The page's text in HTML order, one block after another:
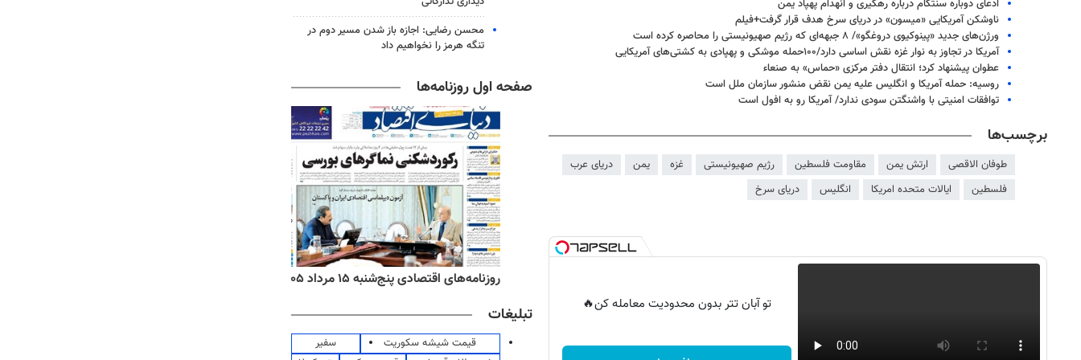
ادعای دوباره سنتکام درباره رهگیری و انهدام پهپاد یمن
ناوشکن آمریکایی «میسون» در دریای سرخ هدف قرار گرفت+فیلم
ورژن‌های جدید «پینوکیوی دروغگو»/ ۸ جبهه‌ای که رژیم صهیونیستی را محاصره کرده است
آمریکا در تجاوز به نوار غزه نقش اساسی دارد/۱۰۰حمله موشکی و پهپادی به کشتی‌های آمریکایی
عطوان پیشنهاد کرد؛ انتقال دفتر مرکزی «حماس» به صنعاء
روسیه: حمله آمریکا و انگلیس علیه یمن نقض منشور سازمان ملل است
توافقات امنیتی با واشنگتن سودی ندارد/ آمریکا رو به افول است
برچسب‌ها
طوفان الاقصی ارتش یمن مقاومت فلسطین رژیم صهیونیستی غزه یمن
دریای عرب
فلسطین
ایالات متحده امریکا انگلیس دریای سرخ
تو آبان تتر بدون محدودیت معامله کن🔥
محسن رضایی: اجازه باز شدن مسیر دوم در
تنگه هرمز را نخواهیم داد
صفحه اول روزنامه‌ها
روزنامه‌های اقتصادی پنج‌شنبه ۱۵ مرداد ۱۴۰۵
تبلیغات
قیمت شیشه سکوریت
سفیر